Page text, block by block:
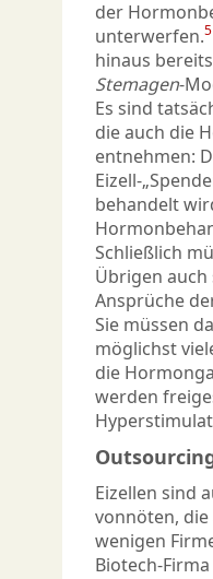
der
unterwerfen.5
hinaus
Stemagen-
Es sind
die auch die
entnehmen:
Eizell-
behandelt
Schließlich
Übrigen
Ansprüche
Sie müssen
möglichst
die
werden
Eizellen sind
vonnöten,
wenigen
Biotech-Firma